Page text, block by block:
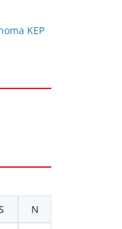
KEP
N